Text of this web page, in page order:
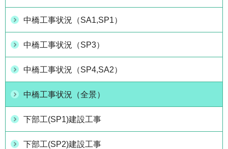
中橋工事状況（SA1,SP1）
中橋工事状況（SP3）
中橋工事状況（SP4,SA2）
中橋工事状況（全景）
下部工(SP1)建設工事
下部工(SP2)建設工事